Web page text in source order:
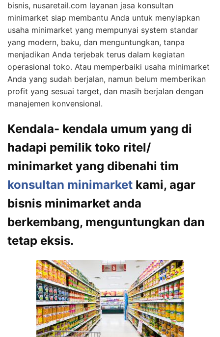
bisnis, nusaretail.com layanan jasa konsultan
minimarket siap membantu Anda untuk menyiapkan
usaha minimarket yang mempunyai system standar
yang modern, baku, dan menguntungkan, tanpa
menjadikan Anda terjebak terus dalam kegiatan
operasional toko. Atau memperbaiki usaha minimarket
Anda yang sudah berjalan, namun belum memberikan
profit yang sesuai target, dan masih berjalan dengan
manajemen konvensional.
Kendala- kendala umum yang di
hadapi pemilik toko ritel/
minimarket yang dibenahi tim
konsultan minimarket kami, agar
bisnis minimarket anda
berkembang, menguntungkan dan
tetap eksis.